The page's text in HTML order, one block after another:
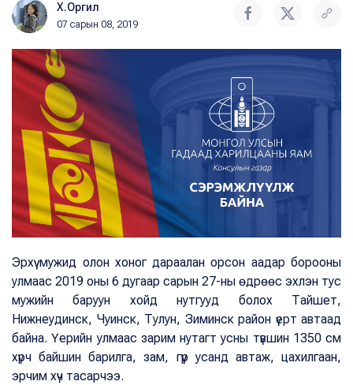
Х.Оргил
07 сарын 08, 2019
Эрхүү мужид олон хоног дараалан орсон аадар борооны
улмаас 2019 оны 6 дугаар сарын 27-ны өдрөөс эхлэн тус
мужийн баруун хойд нутгууд болох Тайшет,
Нижнеудинск, Чуинск, Тулун, Зиминск район үерт автаад
байна. Үерийн улмаас зарим нутагт усны түвшин 1350 см
хүрч байшин барилга, зам, гүүр усанд автаж, цахилгаан,
эрчим хүч тасарчээ.